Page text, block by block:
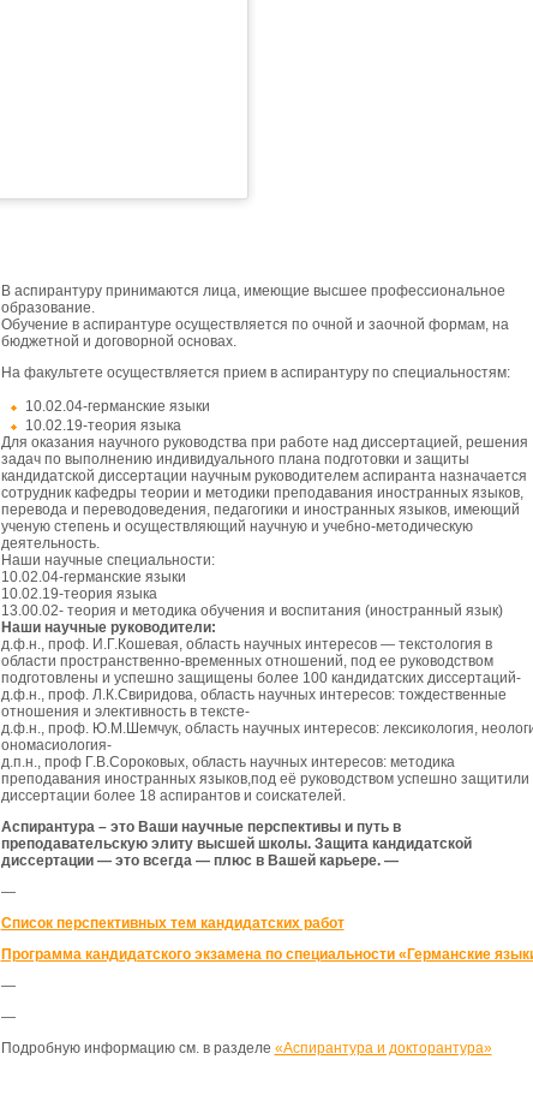
В аспирантуру принимаются лица, имеющие высшее профессиональное
образование.
Обучение в аспирантуре осуществляется по очной и заочной формам, на
бюджетной и договорной основах.
На факультете осуществляется прием в аспирантуру по специальностям:
10.02.04-германские языки
10.02.19-теория языка
Для оказания научного руководства при работе над диссертацией, решения
задач по выполнению индивидуального плана подготовки и защиты
кандидатской диссертации научным руководителем аспиранта назначается
сотрудник кафедры теории и методики преподавания иностранных языков,
перевода и переводоведения, педагогики и иностранных языков, имеющий
ученую степень и осуществляющий научную и учебно-методическую
деятельность.
Наши научные специальности:
10.02.04-германские языки
10.02.19-теория языка
13.00.02- теория и методика обучения и воспитания (иностранный язык)
Наши научные руководители:
д.ф.н., проф. И.Г.Кошевая, область научных интересов — текстология в
области пространственно-временных отношений, под ее руководством
подготовлены и успешно защищены более 100 кандидатских диссертаций-
д.ф.н., проф. Л.К.Свиридова, область научных интересов: тождественные
отношения и элективность в тексте-
д.ф.н., проф. Ю.М.Шемчук, область научных интересов: лексикология,
ономасиология-
д.п.н., проф Г.В.Сороковых, область научных интересов: методика
преподавания иностранных языков,под её руководством успешно защитили
диссертации более 18 аспирантов и соискателей.
Аспирантура – это Ваши научные перспективы и путь в
преподавательскую элиту высшей школы. Защита кандидатской
диссертации — это всегда — плюс в Вашей карьере. —
—
Список перспективных тем кандидатских работ
Программа кандидатского экзамена по специальности «Германские
—
—
Подробную информацию см. в разделе «Аспирантура и докторантура»